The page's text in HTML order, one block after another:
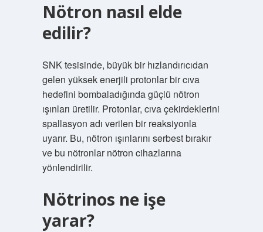
Nötron nasıl elde
edilir?
SNK tesisinde, büyük bir hızlandırıcıdan
gelen yüksek enerjili protonlar bir cıva
hedefini bombaladığında güçlü nötron
ışınları üretilir. Protonlar, cıva çekirdeklerini
spallasyon adı verilen bir reaksiyonla
uyarır. Bu, nötron ışınlarını serbest bırakır
ve bu nötronlar nötron cihazlarına
yönlendirilir.
Nötrinos ne işe
yarar?